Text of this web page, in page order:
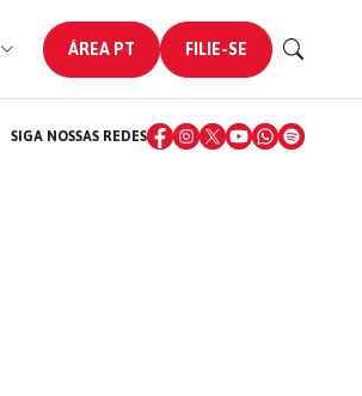
ÁREA PT FILIE-SE
SIGA NOSSAS REDES